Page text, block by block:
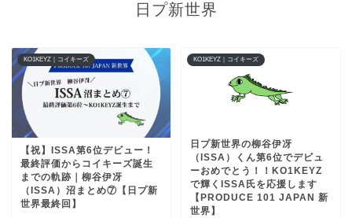
日プ新世界
KO1KEYZ｜コイキーズ
【祝】ISSA第6位デビュー！
最終評価からコイキーズ誕生
までの軌跡｜柳谷伊冴
（ISSA）沼まとめ⑦【日プ新
世界最終回】
KO1KEYZ｜コイキーズ
日プ新世界の柳谷伊冴
（ISSA）くん第6位でデビュ
ーおめでとう！！KO1KEYZ
で輝くISSA氏を応援します
【PRODUCE 101 JAPAN 新
世界】